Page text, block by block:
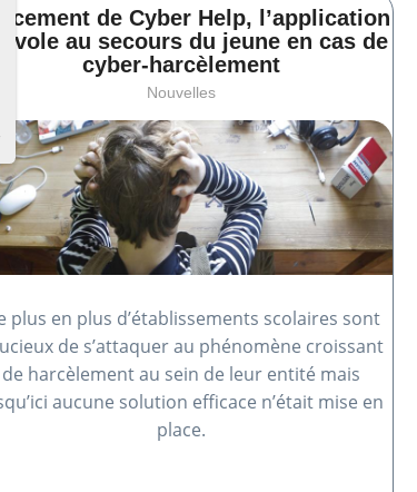
de Cyber Help, l’application
vole au secours du jeune en cas de
cyber-harcèlement
Nouvelles
plus en plus d’établissements scolaires sont
de s’attaquer au phénomène croissant
de harcèlement au sein de leur entité mais
aucune solution efficace n’était mise en
place.